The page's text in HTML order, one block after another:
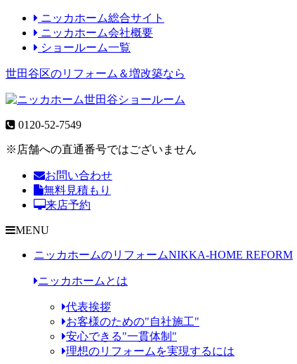
ニッカホーム総合サイト
ニッカホーム会社概要
ショールーム一覧
世田谷区のリフォーム＆増改築なら
0120-52-7549
※店舗への直通番号ではございません
お問い合わせ
無料見積もり
来店予約
MENU
ニッカホームのリフォームNIKKA-HOME REFORM
ニッカホームとは
代表挨拶
お客様のための"自社施工"
安心できる"一貫体制"
理想のリフォームを実現するには